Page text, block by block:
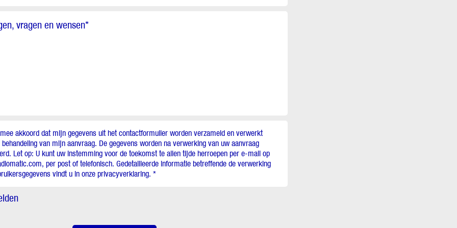
vragen en wensen*
akkoord dat mijn gegevens uit het contactformulier worden verzameld en verwerkt
van mijn aanvraag. De gegevens worden na verwerking van uw aanvraag
Let op: U kunt uw instemming voor de toekomst te allen tijde herroepen per e-mail op
per post of telefonisch. Gedetailleerde informatie betreffende de verwerking
vindt u in onze privacyverklaring. *